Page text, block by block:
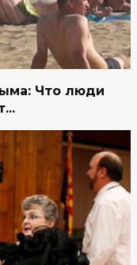
Что люди